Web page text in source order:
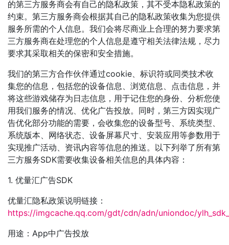
的第三方服务商会有自己的隐私政策，其不受本隐私政策的
约束。第三方服务商会根据其自己的隐私政策收集为您提供
服务所需的个人信息。我们会将尽商业上合理的努力要求第
三方服务商在处理您的个人信息是遵守相关法律法规，尽力
要求其采取相关的保密和安全措施。
我们的第三方合作伙伴通过cookie、标识符或同类技术收
集您的信息，包括您的设备信息、浏览信息、点击信息，并
将这些游戏储存为日志信息，用于记住您的身份、分析您使
用我们服务的情况、优化广告投放。同时，第三方因实现广
告优化部分功能的需要，会收集您的设备型号、系统类型、
系统版本、网络状态、设备屏幕尺寸、安装应用等参数用于
实现推广活动、资讯内容等信息的推送。以下列举了所有第
三方服务SDK需要收集设备相关信息的具体内容：
1. 优量汇广告SDK
优量汇隐私政策说明链接：
https://imgcache.qq.com/gdt/cdn/adn/uniondoc/
用途：App中广告投放